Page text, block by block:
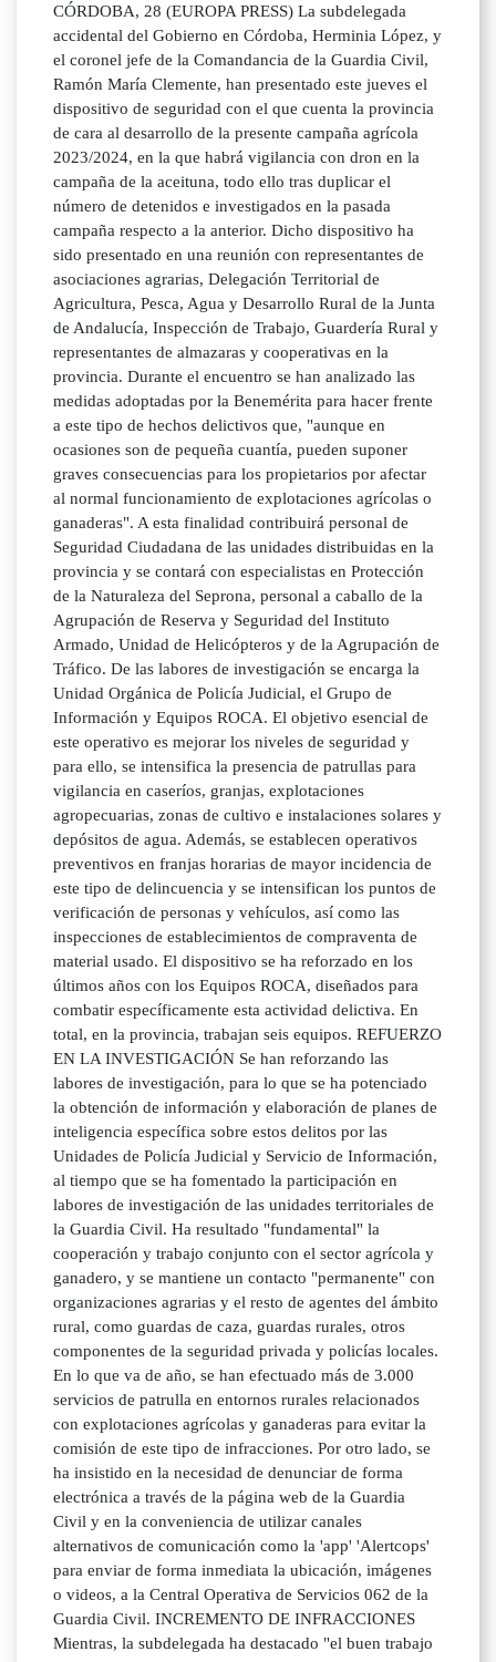
CÓRDOBA, 28 (EUROPA PRESS) La subdelegada
accidental del Gobierno en Córdoba, Herminia López, y
el coronel jefe de la Comandancia de la Guardia Civil,
Ramón María Clemente, han presentado este jueves el
dispositivo de seguridad con el que cuenta la provincia
de cara al desarrollo de la presente campaña agrícola
2023/2024, en la que habrá vigilancia con dron en la
campaña de la aceituna, todo ello tras duplicar el
número de detenidos e investigados en la pasada
campaña respecto a la anterior. Dicho dispositivo ha
sido presentado en una reunión con representantes de
asociaciones agrarias, Delegación Territorial de
Agricultura, Pesca, Agua y Desarrollo Rural de la Junta
de Andalucía, Inspección de Trabajo, Guardería Rural y
representantes de almazaras y cooperativas en la
provincia. Durante el encuentro se han analizado las
medidas adoptadas por la Benemérita para hacer frente
a este tipo de hechos delictivos que, "aunque en
ocasiones son de pequeña cuantía, pueden suponer
graves consecuencias para los propietarios por afectar
al normal funcionamiento de explotaciones agrícolas o
ganaderas". A esta finalidad contribuirá personal de
Seguridad Ciudadana de las unidades distribuidas en la
provincia y se contará con especialistas en Protección
de la Naturaleza del Seprona, personal a caballo de la
Agrupación de Reserva y Seguridad del Instituto
Armado, Unidad de Helicópteros y de la Agrupación de
Tráfico. De las labores de investigación se encarga la
Unidad Orgánica de Policía Judicial, el Grupo de
Información y Equipos ROCA. El objetivo esencial de
este operativo es mejorar los niveles de seguridad y
para ello, se intensifica la presencia de patrullas para
vigilancia en caseríos, granjas, explotaciones
agropecuarias, zonas de cultivo e instalaciones solares y
depósitos de agua. Además, se establecen operativos
preventivos en franjas horarias de mayor incidencia de
este tipo de delincuencia y se intensifican los puntos de
verificación de personas y vehículos, así como las
inspecciones de establecimientos de compraventa de
material usado. El dispositivo se ha reforzado en los
últimos años con los Equipos ROCA, diseñados para
combatir específicamente esta actividad delictiva. En
total, en la provincia, trabajan seis equipos. REFUERZO
EN LA INVESTIGACIÓN Se han reforzando las
labores de investigación, para lo que se ha potenciado
la obtención de información y elaboración de planes de
inteligencia específica sobre estos delitos por las
Unidades de Policía Judicial y Servicio de Información,
al tiempo que se ha fomentado la participación en
labores de investigación de las unidades territoriales de
la Guardia Civil. Ha resultado "fundamental" la
cooperación y trabajo conjunto con el sector agrícola y
ganadero, y se mantiene un contacto "permanente" con
organizaciones agrarias y el resto de agentes del ámbito
rural, como guardas de caza, guardas rurales, otros
componentes de la seguridad privada y policías locales.
En lo que va de año, se han efectuado más de 3.000
servicios de patrulla en entornos rurales relacionados
con explotaciones agrícolas y ganaderas para evitar la
comisión de este tipo de infracciones. Por otro lado, se
ha insistido en la necesidad de denunciar de forma
electrónica a través de la página web de la Guardia
Civil y en la conveniencia de utilizar canales
alternativos de comunicación como la 'app' 'Alertcops'
para enviar de forma inmediata la ubicación, imágenes
o videos, a la Central Operativa de Servicios 062 de la
Guardia Civil. INCREMENTO DE INFRACCIONES
Mientras, la subdelegada ha destacado "el buen trabajo